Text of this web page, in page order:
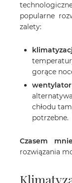
popularne
zalety:
gorące
wentylator
chłodu
potrzebne.
Czasem
rozwiązania